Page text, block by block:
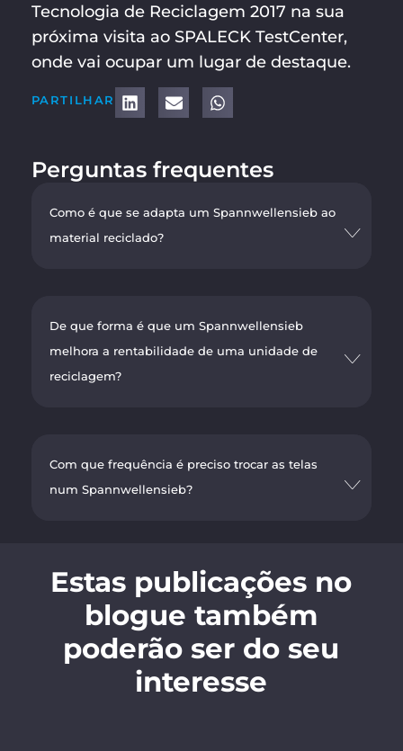
Tecnologia de Reciclagem 2017 na sua
próxima visita ao SPALECK TestCenter,
onde vai ocupar um lugar de destaque.
PARTILHAR
Perguntas frequentes
Como é que se adapta um Spannwellensieb ao
material reciclado?
De que forma é que um Spannwellensieb
melhora a rentabilidade de uma unidade de
reciclagem?
Com que frequência é preciso trocar as telas
num Spannwellensieb?
Estas publicações no
blogue também
poderão ser do seu
interesse